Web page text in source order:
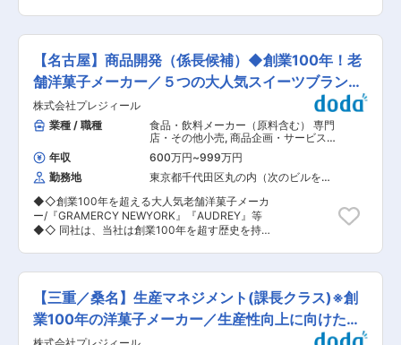
り、事業活動と社会的課題の解決を両輪として、
フジッコならではのアプローチで持続可能な社会
の定める業務
が増えており、働きやすい環境です。 ・有給取得
創業65周年を迎えました。創業以来、美味しさと
健康へのこだわりを柱に、お客様の声に対して耳
を傾け、変化する消費者ニーズに応える商品を開
発してまいりました。こだわりは食品そのものだ
けでなく、ふじっ子煮の「パチっとカップ」や豆
小鉢やおばんざい小鉢など、個食食べきりの「小
鉢」シリーズなど容器包装の革新でライフスタイ
ルの変化に対応し、常にお客様の生活に寄り添っ
てまいりました。 今後は、昆布と豆のトップクラ
スメーカーとして昆布と豆の価値を追究すること
に加え、新しい食領域への事業拡張や海外をはじ
めとする新市場の開拓に挑戦してまいります。 ま
た、SDGsをはじめとする社会的課題の解決に貢
り、事業活動と社会的課題の解決を両輪として、
フジッコならではのアプローチで持続可能な社会
の定める業務
期・製販） ◎関連部署との調整業務（製販管理な
ど） ■採用者に期待すること： 将来の幹部・工
場長候補として、即戦力でご活躍いただける方を
募集します。 ■やりがい： ◎基幹工場の製造現場
で「これがやりたい！」が実現できる環境です。
◎将来的に製造の幹部・工場長を目指していただ
けます。 ◎安心、安全な「食」の提供を通じ、健
康な社会生活に貢献できます。 ◎1人あたりの業
務の裁量が大きく、チャレンジをしながらやりが
いをもって取り組むことが出来ます。 ■働く環
境： ・社員の働き方をより良くするために「さん
付け呼称」「服装自由化」を推奨し、残業ゼロを
目指した働き方でライフワークバランスの充実も
図っています。 ・平均勤続年数は10年以上と長
く、育児休業取得率は女性100％、男性も取得率
が増えており、働きやすい環境です。 ・有給取得
創業65周年を迎えました。創業以来、美味しさと
健康へのこだわりを柱に、お客様の声に対して耳
を傾け、変化する消費者ニーズに応える商品を開
発してまいりました。こだわりは食品そのものだ
【名古屋】商品開発（係長候補）◆創業100年！老
舗洋菓子メーカー／５つの大人気スイーツブランド
を展開
株式会社プレジィール
業種 / 職種
食品・飲料メーカー（原料含む） 専門
店・その他小売, 商品企画・サービス企
画 製品開発（食品メニュー開発・中
食・外食）
年収 600万円~999万円
勤務地
東京都千代田区丸の内（次のビルを除
◆◇創業100年を超える大人気老舗洋菓子メーカ
ー/『GRAMERCY NEWYORK』『AUDREY』等
◆◇ 同社は、当社は創業100年を超す歴史を持
て、人気お菓子ブランドメーカーでの、商品開発
業務をお任せします。 ■業務内容： ご志向やご
経験により下記の業務をお任せします。 （1）市
場調査や商品スケジュールの作成といった商品の
立上げ業務 （2）試作や原価表作成等 ■求める人
【三重／桑名】生産マネジメント(課長クラス)※創
業100年の洋菓子メーカー／生産性向上に向けた改
善◆